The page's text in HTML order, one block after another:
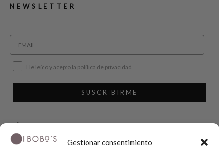
Gestionar consentimiento
NEWSLETTER
He leído y acepto la política de privacidad.
SUSCRIBIRME